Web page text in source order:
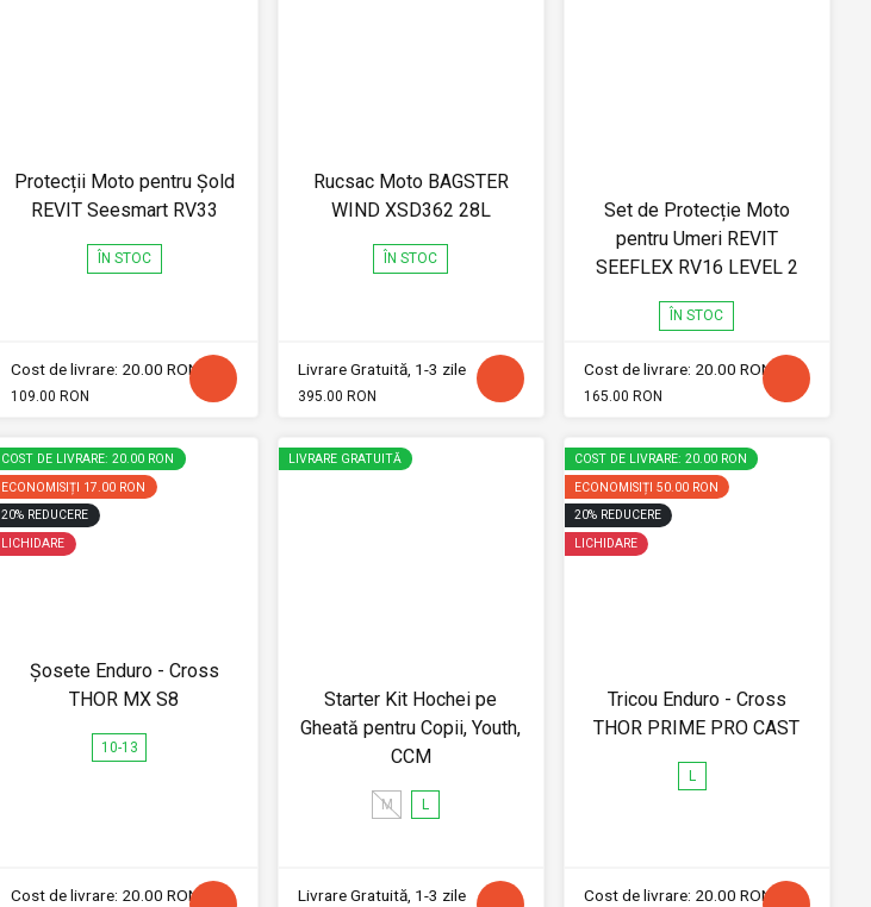
Protecții Moto pentru Șold
REVIT Seesmart RV33
ÎN STOC
Cost de livrare: 20.00 RON
109.00 RON
Rucsac Moto BAGSTER
WIND XSD362 28L
ÎN STOC
Livrare Gratuită, 1-3 zile
395.00 RON
Set de Protecție Moto
pentru Umeri REVIT
SEEFLEX RV16 LEVEL 2
ÎN STOC
Cost de livrare: 20.00 RON
165.00 RON
COST DE LIVRARE: 20.00 RON
ECONOMISIȚI 17.00 RON
20% REDUCERE
LICHIDARE
Șosete Enduro - Cross
THOR MX S8
10-13
Cost de livrare: 20.00 RON
LIVRARE GRATUITĂ
Starter Kit Hochei pe
Gheată pentru Copii, Youth,
CCM
M L
Livrare Gratuită, 1-3 zile
COST DE LIVRARE: 20.00 RON
ECONOMISIȚI 50.00 RON
20% REDUCERE
LICHIDARE
Tricou Enduro - Cross
THOR PRIME PRO CAST
L
Cost de livrare: 20.00 RON